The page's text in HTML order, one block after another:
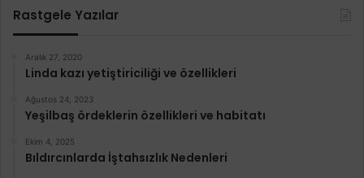
Rastgele Yazılar
Aralık 27, 2020
Linda kazı yetiştiriciliği ve özellikleri
Ağustos 24, 2023
Yeşilbaş ördeklerin özellikleri ve habitatı
Ekim 4, 2025
Bıldırcınlarda İştahsızlık Nedenleri